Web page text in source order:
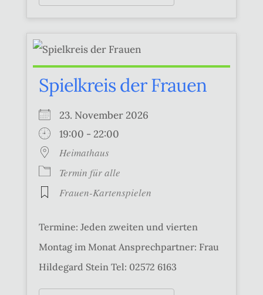
Spielkreis der Frauen
23. November 2026
19:00 - 22:00
Heimathaus
Termin für alle
Frauen-Kartenspielen
Termine: Jeden zweiten und vierten
Montag im Monat Ansprechpartner: Frau
Hildegard Stein Tel: 02572 6163